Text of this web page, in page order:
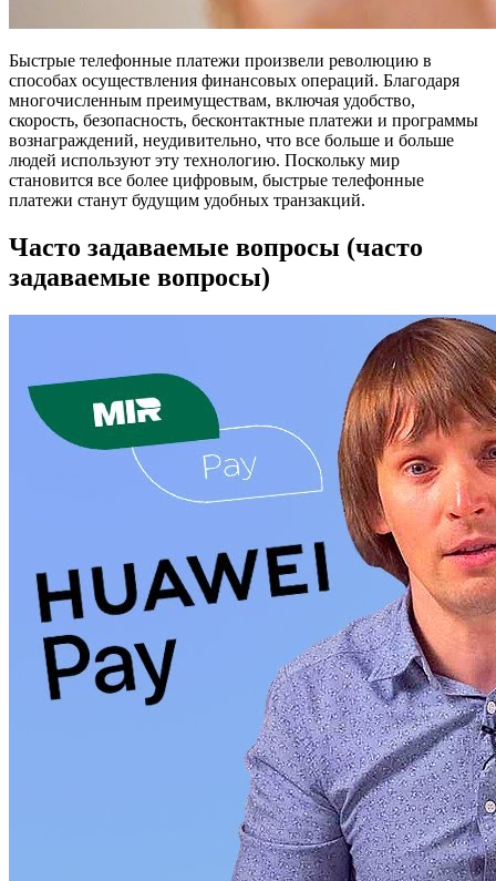
Быстрые телефонные платежи произвели революцию в
способах осуществления финансовых операций. Благодаря
многочисленным преимуществам, включая удобство,
скорость, безопасность, бесконтактные платежи и программы
вознаграждений, неудивительно, что все больше и больше
людей используют эту технологию. Поскольку мир
становится все более цифровым, быстрые телефонные
платежи станут будущим удобных транзакций.
Часто задаваемые вопросы (часто
задаваемые вопросы)